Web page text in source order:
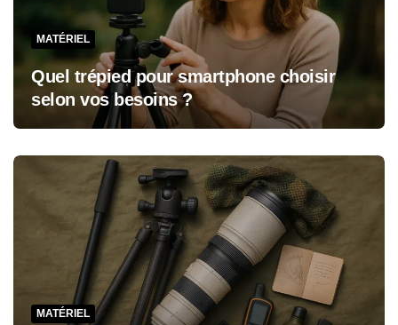
MATÉRIEL
Quel trépied pour smartphone choisir
selon vos besoins ?
MATÉRIEL